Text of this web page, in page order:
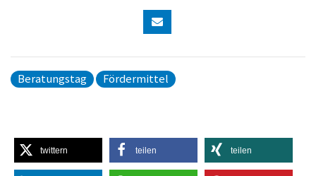
Beratungstag Fördermittel
twittern teilen teilen